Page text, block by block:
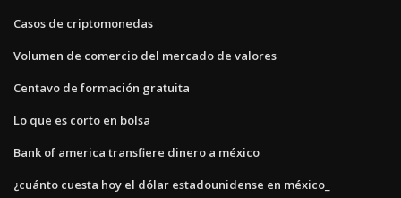
Casos de criptomonedas
Volumen de comercio del mercado de valores
Centavo de formación gratuita
Lo que es corto en bolsa
Bank of america transfiere dinero a méxico
¿cuánto cuesta hoy el dólar estadounidense en méxico_